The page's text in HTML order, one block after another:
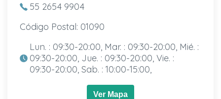
55 2654 9904
Código Postal: 01090
Lun. : 09:30-20:00, Mar. : 09:30-20:00, Mié. :
09:30-20:00, Jue. : 09:30-20:00, Vie. :
09:30-20:00, Sab. : 10:00-15:00,
Ver Mapa